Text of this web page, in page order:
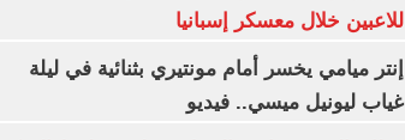
للاعبين خلال معسكر إسبانيا
إنتر ميامي يخسر أمام مونتيري بثنائية في ليلة
غياب ليونيل ميسي.. فيديو